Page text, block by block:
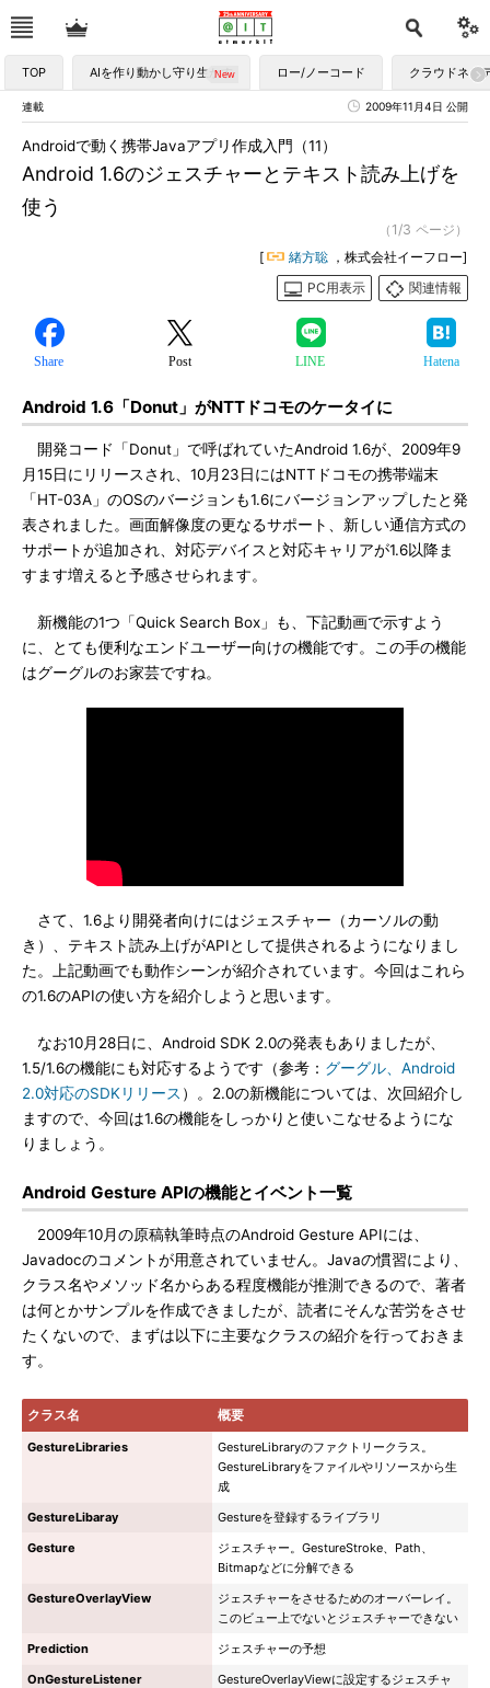
TOP AIを作り動かし守り生かす ロー/ノーコード クラウドネイ
連載 2009年11月4日 公開
Android 1.6のジェスチャーとテキスト読み上げを
使う
Androidで動く携帯Javaアプリ作成入門（11）
（1/3 ページ）
[
緒方聡 ，株式会社イーフロー]
PC用表示
関連情報
Share Post LINE Hatena
Android 1.6「Donut」がNTTドコモのケータイに
開発コード「Donut」で呼ばれていたAndroid 1.6が、2009年9
月15日にリリースされ、10月23日にはNTTドコモの携帯端末
「HT-03A」のOSのバージョンも1.6にバージョンアップしたと発
表されました。画面解像度の更なるサポート、新しい通信方式の
サポートが追加され、対応デバイスと対応キャリアが1.6以降ま
すます増えると予感させられます。
新機能の1つ「Quick Search Box」も、下記動画で示すよう
に、とても便利なエンドユーザー向けの機能です。この手の機能
はグーグルのお家芸ですね。
さて、1.6より開発者向けにはジェスチャー（カーソルの動
き）、テキスト読み上げがAPIとして提供されるようになりまし
た。上記動画でも動作シーンが紹介されています。今回はこれら
の1.6のAPIの使い方を紹介しようと思います。
なお10月28日に、Android SDK 2.0の発表もありましたが、
1.5/1.6の機能にも対応するようです（参考： グーグル、Android
2.0対応のSDKリリース ）。2.0の新機能については、次回紹介し
ますので、今回は1.6の機能をしっかりと使いこなせるようにな
りましょう。
Android Gesture APIの機能とイベント一覧
2009年10月の原稿執筆時点のAndroid Gesture APIには、
Javadocのコメントが用意されていません。Javaの慣習により、
クラス名やメソッド名からある程度機能が推測できるので、著者
は何とかサンプルを作成できましたが、読者にそんな苦労をさせ
たくないので、まずは以下に主要なクラスの紹介を行っておきま
す。
クラス名 概要
GestureLibraries
GestureLibraryのファクトリークラス。
GestureLibraryをファイルやリソースから生
成
GestureLibaray
Gestureを登録するライブラリ
Gesture
ジェスチャー。GestureStroke、Path、
Bitmapなどに分解できる
GestureOverlayView
ジェスチャーをさせるためのオーバーレイ。
このビュー上でないとジェスチャーできない
Prediction
ジェスチャーの予想
OnGestureListener
GestureOverlayViewに設定するジェスチャ